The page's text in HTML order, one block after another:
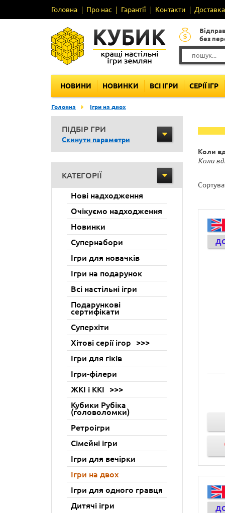
Головна Про нас Гарантії Контакти
без
НОВИНИ НОВИНКИ ВСІ ІГРИ СЕРІЇ ІГР
Головна Ігри на двох
ПІДБІР ГРИ
Скинути параметри
КАТЕГОРІЇ
Нові надходження
Очікуємо надходження
Новинки
Супернабори
Ігри для новачків
Ігри на подарунок
Всі настільні ігри
Подарункові
сертифікати
Суперхіти
Хітові серії ігор
Ігри для гіків
Ігри-філери
ЖКІ і ККІ
Кубики Рубіка
(головоломки)
Ретроігри
Сімейні ігри
Ігри для вечірки
Ігри на двох
Ігри для одного гравця
Дитячі ігри
Коли
Коли